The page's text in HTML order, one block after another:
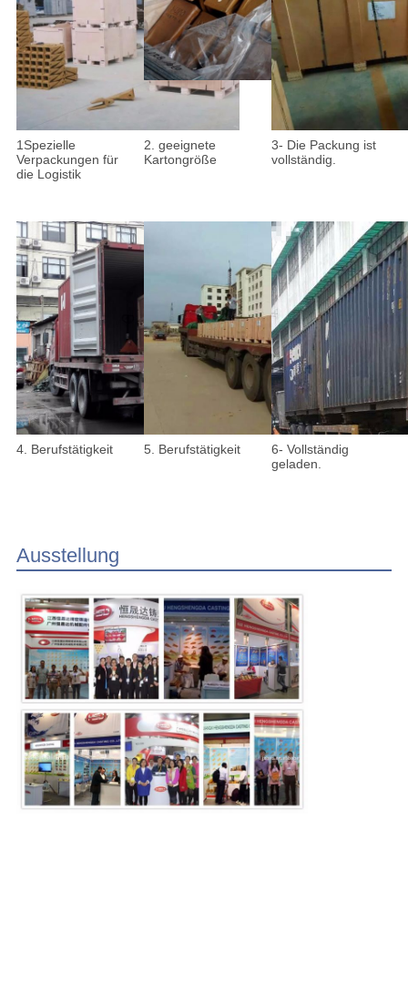
1Spezielle
Verpackungen für
die Logistik
2. geeignete
Kartongröße
3- Die Packung ist
vollständig.
4. Berufstätigkeit 5. Berufstätigkeit
6- Vollständig
geladen.
Ausstellung